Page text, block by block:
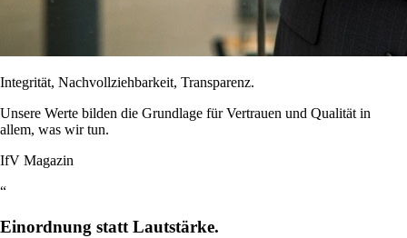
Integrität, Nachvollziehbarkeit, Transparenz.
Unsere Werte bilden die Grundlage für Vertrauen und Qualität in
allem, was wir tun.
IfV Magazin
“
Einordnung statt Lautstärke.